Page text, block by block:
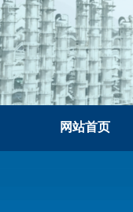
网站首页